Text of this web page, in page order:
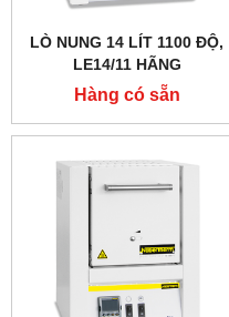
LÒ NUNG 14 LÍT 1100 ĐỘ,
LE14/11 HÃNG
NABERTHERM - ĐỨC
Hàng có sẵn